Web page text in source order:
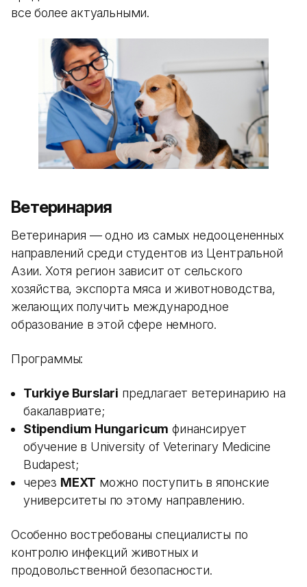
все более актуальными.
Ветеринария
Ветеринария — одно из самых недооцененных
направлений среди студентов из Центральной
Азии. Хотя регион зависит от сельского
хозяйства, экспорта мяса и животноводства,
желающих получить международное
образование в этой сфере немного.
Программы:
Turkiye Burslari предлагает ветеринарию на
бакалавриате;
Stipendium Hungaricum финансирует
обучение в University of Veterinary Medicine
Budapest;
через MEXT можно поступить в японские
университеты по этому направлению.
Особенно востребованы специалисты по
контролю инфекций животных и
продовольственной безопасности.